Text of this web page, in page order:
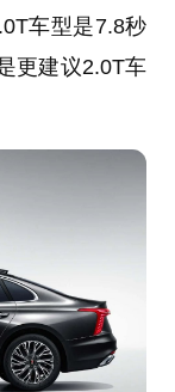
车型是7.8秒
更建议2.0T车